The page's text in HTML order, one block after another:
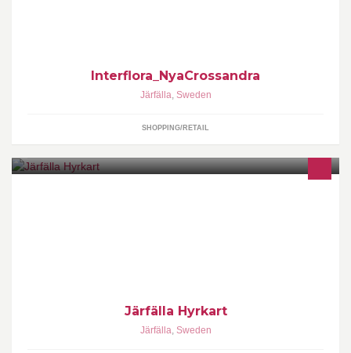
Interflora_NyaCrossandra
Järfälla, Sweden
SHOPPING/RETAIL
Järfälla Hyrkart
Järfälla, Sweden